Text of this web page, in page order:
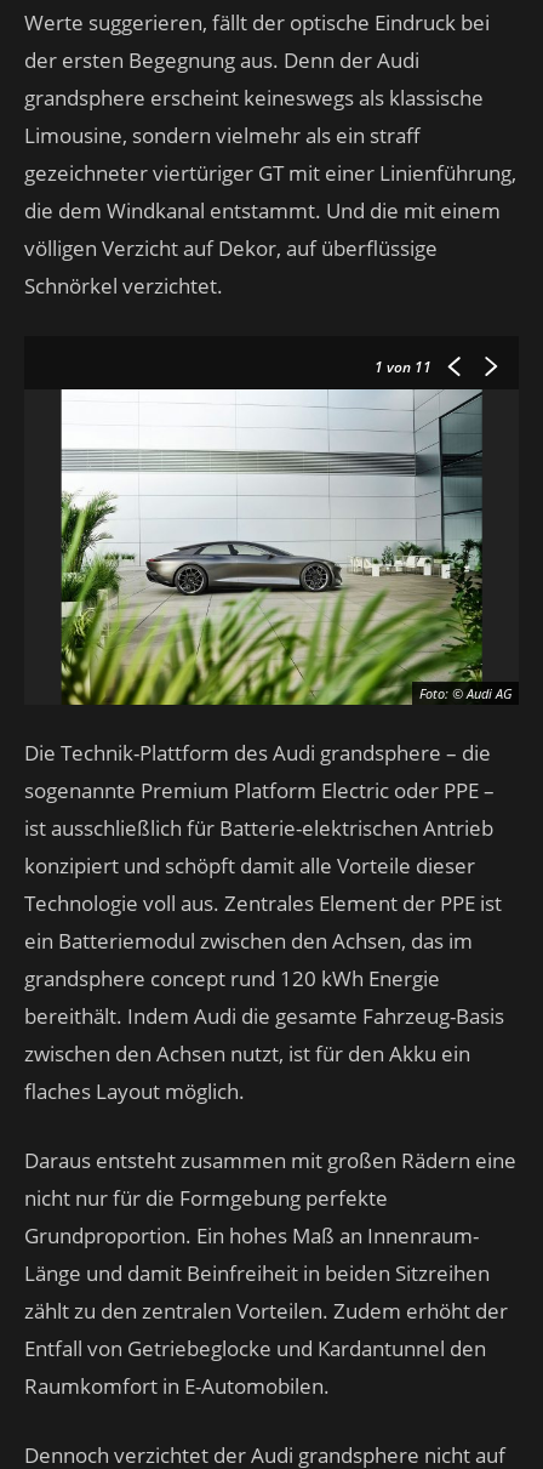
Werte suggerieren, fällt der optische Eindruck bei
der ersten Begegnung aus. Denn der Audi
grandsphere erscheint keineswegs als klassische
Limousine, sondern vielmehr als ein straff
gezeichneter viertüriger GT mit einer Linienführung,
die dem Windkanal entstammt. Und die mit einem
völligen Verzicht auf Dekor, auf überflüssige
Schnörkel verzichtet.
1 von 11
Foto: © Audi AG
Die Technik-Plattform des Audi grandsphere – die
sogenannte Premium Platform Electric oder PPE –
ist ausschließlich für Batterie-elektrischen Antrieb
konzipiert und schöpft damit alle Vorteile dieser
Technologie voll aus. Zentrales Element der PPE ist
ein Batteriemodul zwischen den Achsen, das im
grandsphere concept rund 120 kWh Energie
bereithält. Indem Audi die gesamte Fahrzeug-Basis
zwischen den Achsen nutzt, ist für den Akku ein
flaches Layout möglich.
Daraus entsteht zusammen mit großen Rädern eine
nicht nur für die Formgebung perfekte
Grundproportion. Ein hohes Maß an Innenraum-
Länge und damit Beinfreiheit in beiden Sitzreihen
zählt zu den zentralen Vorteilen. Zudem erhöht der
Entfall von Getriebeglocke und Kardantunnel den
Raumkomfort in E-Automobilen.
Dennoch verzichtet der Audi grandsphere nicht auf